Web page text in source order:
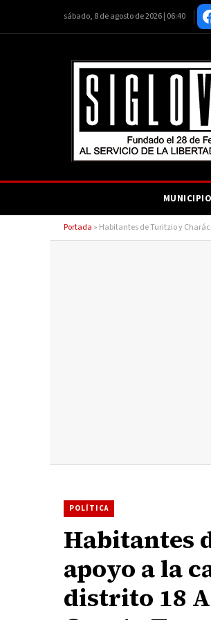
sábado, 8 de agosto de 2026 | 06:40
Portada » Habitantes de Turitzio y
POLÍTICA
Habitantes
apoyo a la
distrito 18